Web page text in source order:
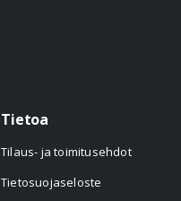
Tietoa
Tilaus- ja toimitusehdot
Tietosuojaseloste